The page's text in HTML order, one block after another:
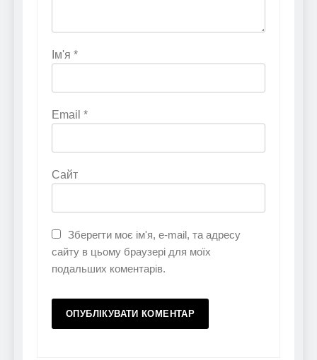
Ім'я *
Email *
Сайт
Зберегти моє ім'я, e-mail, та адресу
сайту в цьому браузері для моїх
подальших коментарів.